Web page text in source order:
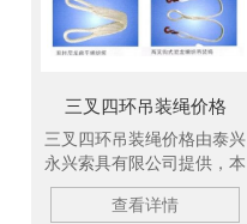
三叉四环吊装绳价格
三叉四环吊装绳价格由泰兴
永兴索具有限公司提供，本
公司定制卷板吊钩，吊带，
钢丝绳，美国杜邦丝引纸绳
查看详情